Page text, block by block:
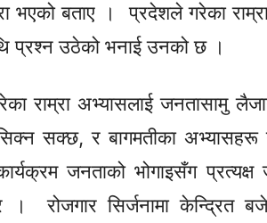
भएको बताए । प्रदेशले गरेका
प्रश्नउठेकोभनाई उनको छ ।
राम्रा अभ्यासलाई जनतासामु
सक्छ, र बागमतीका
जनताको भोगाइसँग
रोजगार सिर्जनामा केन्द्रित